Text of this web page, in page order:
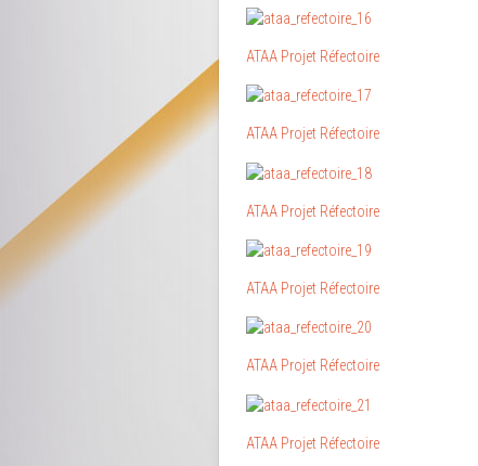
ATAA Projet Réfectoire
ATAA Projet Réfectoire
ATAA Projet Réfectoire
ATAA Projet Réfectoire
ATAA Projet Réfectoire
ATAA Projet Réfectoire